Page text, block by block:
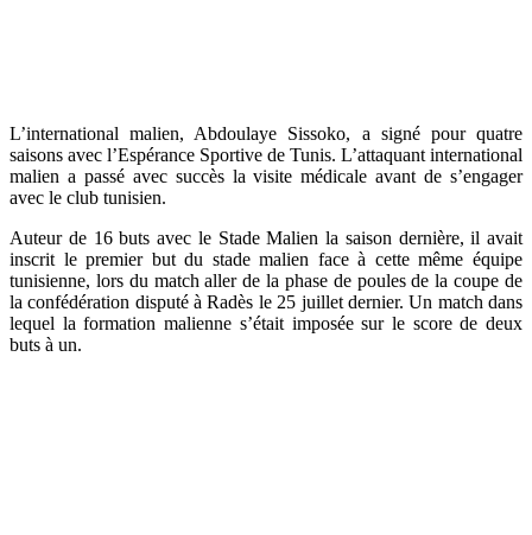
L’international malien, Abdoulaye Sissoko, a signé pour quatre
saisons avec l’Espérance Sportive de Tunis. L’attaquant international
malien a passé avec succès la visite médicale avant de s’engager
avec le club tunisien.
Auteur de 16 buts avec le Stade Malien la saison dernière, il avait
inscrit le premier but du stade malien face à cette même équipe
tunisienne, lors du match aller de la phase de poules de la coupe de
la confédération disputé à Radès le 25 juillet dernier. Un match dans
lequel la formation malienne s’était imposée sur le score de deux
buts à un.